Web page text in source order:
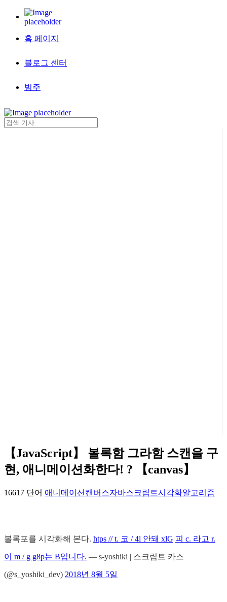
홈 페이지
블로그 센터
범주
【JavaScript】 볼록함 그라함 스캔을 구
현, 애니메이션화한다! ? 【canvas】
16617 단어 애니메이션 캔버스자바스크립트시각화알고리즘
볼록포를 시각화해 본다. htps // t. 코 / 4l 안돼 xlG 피 c. 라고 r.
이 m / g g8p는 B입니다. — s-yoshiki | 스크립트 카스
(@s_yoshiki_dev) 2018년 8월 5일